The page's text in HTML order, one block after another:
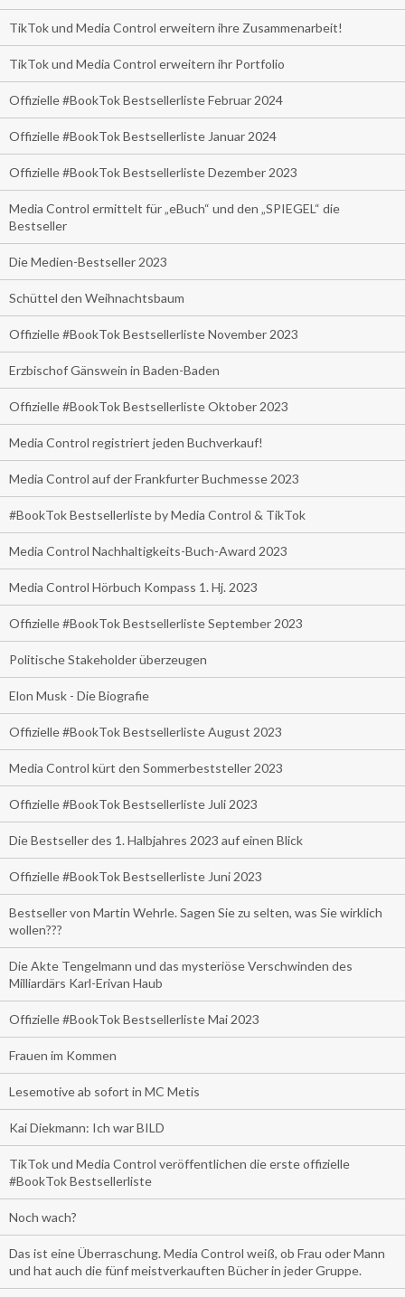
TikTok und Media Control erweitern ihre Zusammenarbeit!
TikTok und Media Control erweitern ihr Portfolio
Offizielle #BookTok Bestsellerliste Februar 2024
Offizielle #BookTok Bestsellerliste Januar 2024
Offizielle #BookTok Bestsellerliste Dezember 2023
Media Control ermittelt für „eBuch“ und den „SPIEGEL“ die
Bestseller
Die Medien-Bestseller 2023
Schüttel den Weihnachtsbaum
Offizielle #BookTok Bestsellerliste November 2023
Erzbischof Gänswein in Baden-Baden
Offizielle #BookTok Bestsellerliste Oktober 2023
Media Control registriert jeden Buchverkauf!
Media Control auf der Frankfurter Buchmesse 2023
#BookTok Bestsellerliste by Media Control & TikTok
Media Control Nachhaltigkeits-Buch-Award 2023
Media Control Hörbuch Kompass 1. Hj. 2023
Offizielle #BookTok Bestsellerliste September 2023
Politische Stakeholder überzeugen
Elon Musk - Die Biografie
Offizielle #BookTok Bestsellerliste August 2023
Media Control kürt den Sommerbeststeller 2023
Offizielle #BookTok Bestsellerliste Juli 2023
Die Bestseller des 1. Halbjahres 2023 auf einen Blick
Offizielle #BookTok Bestsellerliste Juni 2023
Bestseller von Martin Wehrle. Sagen Sie zu selten, was Sie wirklich
wollen???
Die Akte Tengelmann und das mysteriöse Verschwinden des
Milliardärs Karl-Erivan Haub
Offizielle #BookTok Bestsellerliste Mai 2023
Frauen im Kommen
Lesemotive ab sofort in MC Metis
Kai Diekmann: Ich war BILD
TikTok und Media Control veröffentlichen die erste offizielle
#BookTok Bestsellerliste
Noch wach?
Das ist eine Überraschung. Media Control weiß, ob Frau oder Mann
und hat auch die fünf meistverkauften Bücher in jeder Gruppe.